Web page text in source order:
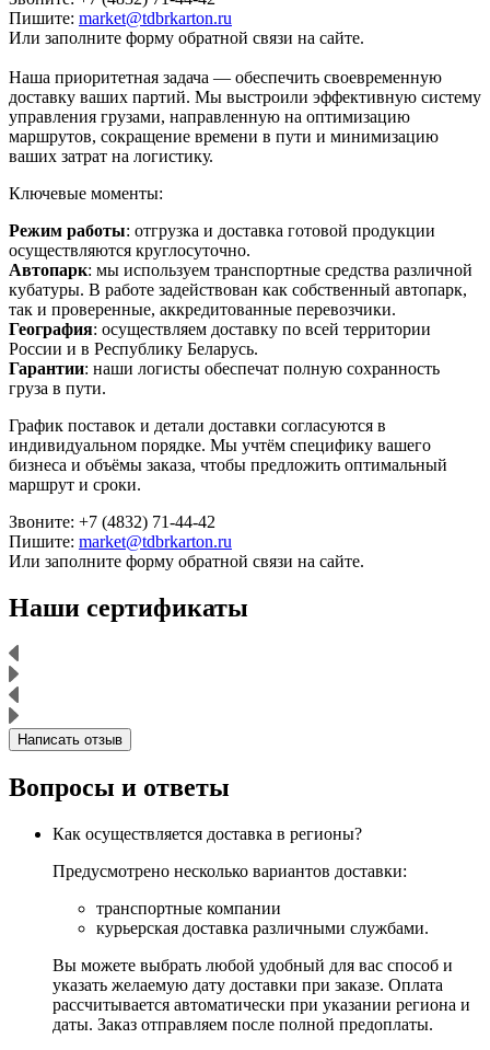
Пишите: market@tdbrkarton.ru
Или заполните форму обратной связи на сайте.
Наша приоритетная задача — обеспечить своевременную
доставку ваших партий. Мы выстроили эффективную систему
управления грузами, направленную на оптимизацию
маршрутов, сокращение времени в пути и минимизацию
ваших затрат на логистику.
Ключевые моменты:
Режим работы: отгрузка и доставка готовой продукции
осуществляются круглосуточно.
Автопарк: мы используем транспортные средства различной
кубатуры. В работе задействован как собственный автопарк,
так и проверенные, аккредитованные перевозчики.
География: осуществляем доставку по всей территории
России и в Республику Беларусь.
Гарантии: наши логисты обеспечат полную сохранность
груза в пути.
График поставок и детали доставки согласуются в
индивидуальном порядке. Мы учтём специфику вашего
бизнеса и объёмы заказа, чтобы предложить оптимальный
маршрут и сроки.
Звоните: +7 (4832) 71-44-42
Пишите: market@tdbrkarton.ru
Или заполните форму обратной связи на сайте.
Наши сертификаты
Написать отзыв
Вопросы и ответы
Как осуществляется доставка в регионы?
Предусмотрено несколько вариантов доставки:
транспортные компании
курьерская доставка различными службами.
Вы можете выбрать любой удобный для вас способ и
указать желаемую дату доставки при заказе. Оплата
рассчитывается автоматически при указании региона и
даты. Заказ отправляем после полной предоплаты.